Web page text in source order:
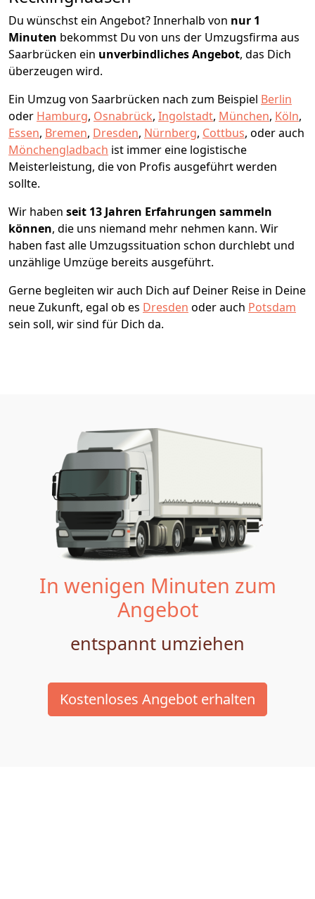
Du wünschst ein Angebot? Innerhalb von nur 1
Minuten bekommst Du von uns der Umzugsfirma aus
Saarbrücken ein unverbindliches Angebot, das Dich
überzeugen wird.
Ein Umzug von Saarbrücken nach zum Beispiel Berlin
oder Hamburg, Osnabrück, Ingolstadt, München, Köln,
Essen, Bremen, Dresden, Nürnberg, Cottbus, oder auch
Mönchen­gladbach ist immer eine logistische
Meisterleistung, die von Profis ausgeführt werden
sollte.
Wir haben seit 13 Jahren Erfahrungen sammeln
können, die uns niemand mehr nehmen kann. Wir
haben fast alle Umzugssituation schon durchlebt und
unzählige Umzüge bereits ausgeführt.
Gerne begleiten wir auch Dich auf Deiner Reise in Deine
neue Zukunft, egal ob es Dresden oder auch Potsdam
sein soll, wir sind für Dich da.
In wenigen Minuten zum
Angebot
entspannt umziehen
Kostenloses Angebot erhalten